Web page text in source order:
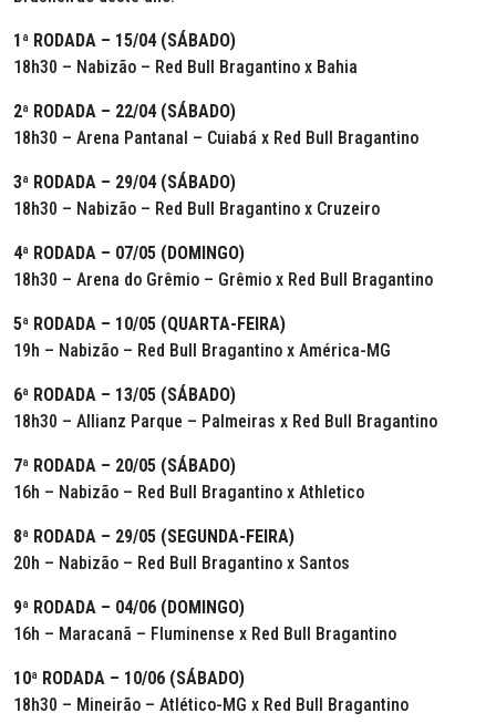
1ª RODADA – 15/04 (SÁBADO)
18h30 – Nabizão – Red Bull Bragantino x Bahia
2ª RODADA – 22/04 (SÁBADO)
18h30 – Arena Pantanal – Cuiabá x Red Bull Bragantino
3ª RODADA – 29/04 (SÁBADO)
18h30 – Nabizão – Red Bull Bragantino x Cruzeiro
4ª RODADA – 07/05 (DOMINGO)
18h30 – Arena do Grêmio – Grêmio x Red Bull Bragantino
5ª RODADA – 10/05 (QUARTA-FEIRA)
19h – Nabizão – Red Bull Bragantino x América-MG
6ª RODADA – 13/05 (SÁBADO)
18h30 – Allianz Parque – Palmeiras x Red Bull Bragantino
7ª RODADA – 20/05 (SÁBADO)
16h – Nabizão – Red Bull Bragantino x Athletico
8ª RODADA – 29/05 (SEGUNDA-FEIRA)
20h – Nabizão – Red Bull Bragantino x Santos
9ª RODADA – 04/06 (DOMINGO)
16h – Maracanã – Fluminense x Red Bull Bragantino
10ª RODADA – 10/06 (SÁBADO)
18h30 – Mineirão – Atlético-MG x Red Bull Bragantino